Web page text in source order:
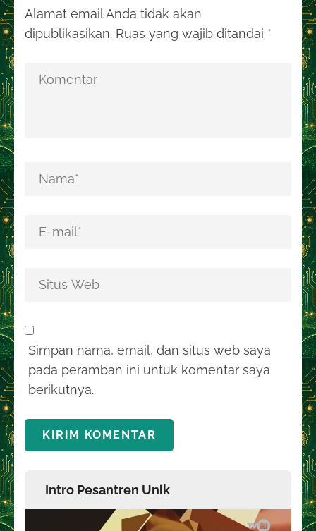
Alamat email Anda tidak akan
dipublikasikan. Ruas yang wajib ditandai *
Simpan nama, email, dan situs web saya
pada peramban ini untuk komentar saya
berikutnya.
Intro Pesantren Unik